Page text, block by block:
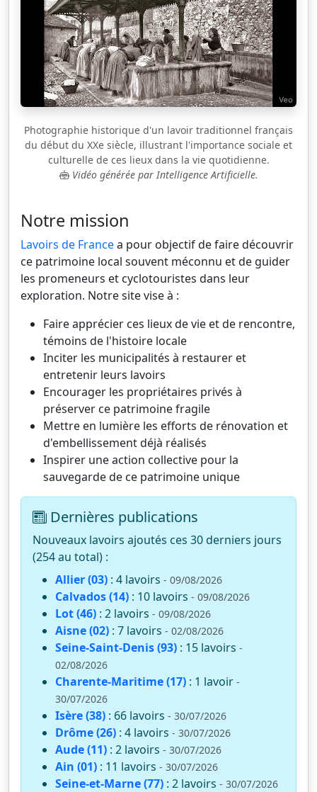
Photographie historique d'un lavoir traditionnel français
du début du XXe siècle, illustrant l'importance sociale et
culturelle de ces lieux dans la vie quotidienne.
Vidéo générée par Intelligence Artificielle.
Notre mission
Lavoirs de Francea pour objectif de faire découvrir
ce patrimoine local souvent méconnu et de guider
les promeneurs et cyclotouristes dans leur
exploration. Notre site vise à :
Faire apprécier ces lieux de vie et de rencontre,
témoins de l'histoire locale
Inciter les municipalités à restaurer et
entretenir leurs lavoirs
Encourager les propriétaires privés à
préserver ce patrimoine fragile
Mettre en lumière les efforts de rénovation et
d'embellissement déjà réalisés
Inspirer une action collective pour la
sauvegarde de ce patrimoine unique
Dernières publications
Nouveaux lavoirs ajoutés ces 30 derniers jours
(254 au total) :
Allier (03) : 4 lavoirs - 09/08/2026
Calvados (14) : 10 lavoirs - 09/08/2026
Lot (46) : 2 lavoirs - 09/08/2026
Aisne (02) : 7 lavoirs - 02/08/2026
Seine-Saint-Denis (93) : 15 lavoirs -
02/08/2026
Charente-Maritime (17) : 1 lavoir -
30/07/2026
Isère (38) : 66 lavoirs - 30/07/2026
Drôme (26) : 4 lavoirs - 30/07/2026
Aude (11) : 2 lavoirs - 30/07/2026
Ain (01) : 11 lavoirs - 30/07/2026
Seine-et-Marne (77) : 2 lavoirs - 30/07/2026